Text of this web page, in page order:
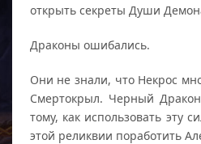
открыть секреты Души
Драконы ошибались.
Они не знали, что Некрос
Смертокрыл. Черный
тому, как использовать
этой реликвии поработить